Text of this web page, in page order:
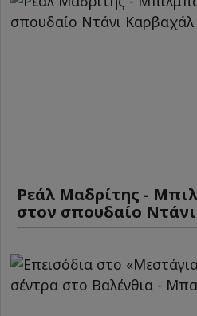
Ρεάλ Μαδρίτης -
στον σπουδαίο